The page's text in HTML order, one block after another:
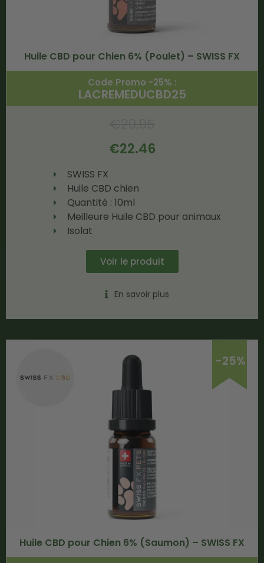
Huile CBD pour Chien 6% (Poulet) – SWISS FX
Code Promo -25% :
LACREMEDUCBD25
€22.46
SWISS FX
Huile CBD chien
Quantité : 10ml
Meilleure Huile CBD pour animaux
Isolat
Voir le produit
En savoir plus
-25%
Huile CBD pour Chien 6% (Saumon) – SWISS FX